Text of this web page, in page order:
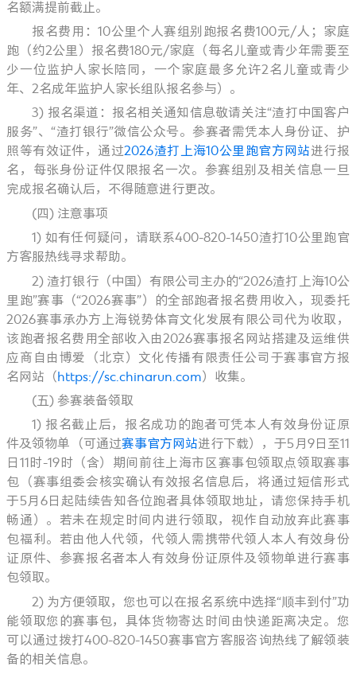
名额满提前截止。
报名费用：10公里个人赛组别跑报名费100元/人；家庭
跑（约2公里）报名费180元/家庭（每名儿童或青少年需要至
少一位监护人家长陪同，一个家庭最多允许2名儿童或青少
年、2名成年监护人家长组队报名参与）。
3) 报名渠道：报名相关通知信息敬请关注“渣打中国客户
服务”、“渣打银行”微信公众号。参赛者需凭本人身份证、护
照等有效证件，通过2026渣打上海10公里跑官方网站进行报
名，每张身份证件仅限报名一次。参赛组别及相关信息一旦
完成报名确认后，不得随意进行更改。
(四) 注意事项
1) 如有任何疑问，请联系400-820-1450渣打10公里跑官
方客服热线寻求帮助。
2) 渣打银行（中国）有限公司主办的“2026渣打上海10公
里跑”赛事（“2026赛事”）的全部跑者报名费用收入，现委托
2026赛事承办方上海锐势体育文化发展有限公司代为收取，
该跑者报名费用全部收入由2026赛事报名网站搭建及运维供
应商自由博爱（北京）文化传播有限责任公司于赛事官方报
名网站（ https://sc.chinarun.com） 收集。
(五) 参赛装备领取
1) 报名截止后，报名成功的跑者可凭本人有效身份证原
件及领物单（可通过赛事官方网站进行下载），于5月9日至11
日11时-19时（含）期间前往上海市区赛事包领取点领取赛事
包（赛事组委会核实确认有效报名信息后，将通过短信形式
于5月6日起陆续告知各位跑者具体领取地址，请您保持手机
畅通）。若未在规定时间内进行领取，视作自动放弃此赛事
包福利。若由他人代领，代领人需携带代领人本人有效身份
证原件、参赛报名者本人有效身份证原件及领物单进行赛事
包领取。
2) 为方便领取，您也可以在报名系统中选择“顺丰到付”功
能领取您的赛事包，具体货物寄达时间由快递距离决定。您
可以通过拨打400-820-1450赛事官方客服咨询热线了解领装
备的相关信息。